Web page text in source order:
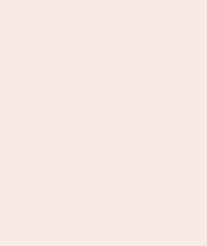
ってマスクは、息苦しく邪魔になり
がるものです。
に作られている立体マスク
顔の形に合うよう立体型に作られて
ヤーが入っていなくても鼻から頬にか
ようにできています。